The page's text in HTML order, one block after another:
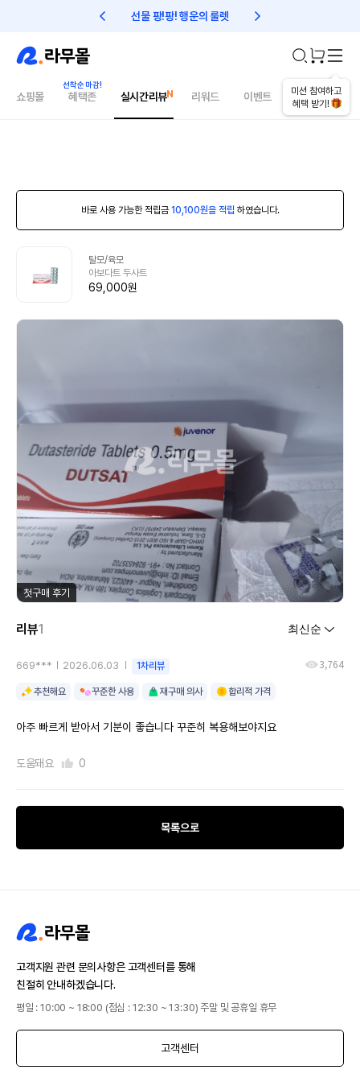
선물 팡!팡! 행운의 룰렛 친구초대 1만원 리워드!
미션 참여하고
혜택 받기!
쇼핑몰 혜택존 실시간리뷰 리워드 이벤트 건강매거진
바로 사용 가능한 적립금 10,100원을 적립 하였습니다.
탈모/육모
아보다트 두사트
69,000원
첫구매 후기
리뷰1
669*** 2026.06.03 1차리뷰 3,764
추천해요 꾸준한 사용 재구매 의사 합리적 가격
아주 빠르게 받아서 기분이 좋습니다 꾸준히 복용해보야지요
도움돼요 0
목록으로
고객지원 관련 문의사항은 고객센터를 통해
친절히 안내하겠습니다.
평일 : 10:00 ~ 18:00 (점심 : 12:30 ~ 13:30) 주말 및 공휴일 휴무
고객센터